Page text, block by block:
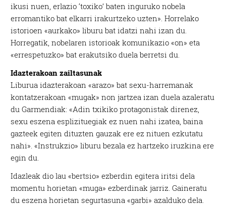
ikusi nuen, erlazio ‘toxiko’ baten inguruko nobela
erromantiko bat elkarri irakurtzeko uzten». Horrelako
istorioen «aurkako» liburu bat idatzi nahi izan du.
Horregatik, nobelaren istorioak komunikazio «on» eta
«errespetuzko» bat erakutsiko duela berretsi du.
Idazterakoan zailtasunak
Liburua idazterakoan «arazo» bat sexu-harremanak
kontatzerakoan «mugak» non jartzea izan duela azaleratu
du Garmendiak: «Adin txikiko protagonistak direnez,
sexu eszena esplizituegiak ez nuen nahi izatea, baina
gazteek egiten dituzten gauzak ere ez nituen ezkutatu
nahi». «Instrukzio» liburu bezala ez hartzeko iruzkina ere
egin du.
Idazleak dio lau «bertsio» ezberdin egitera iritsi dela
momentu horietan «muga» ezberdinak jarriz. Gaineratu
du eszena horietan segurtasuna «garbi» azalduko dela.